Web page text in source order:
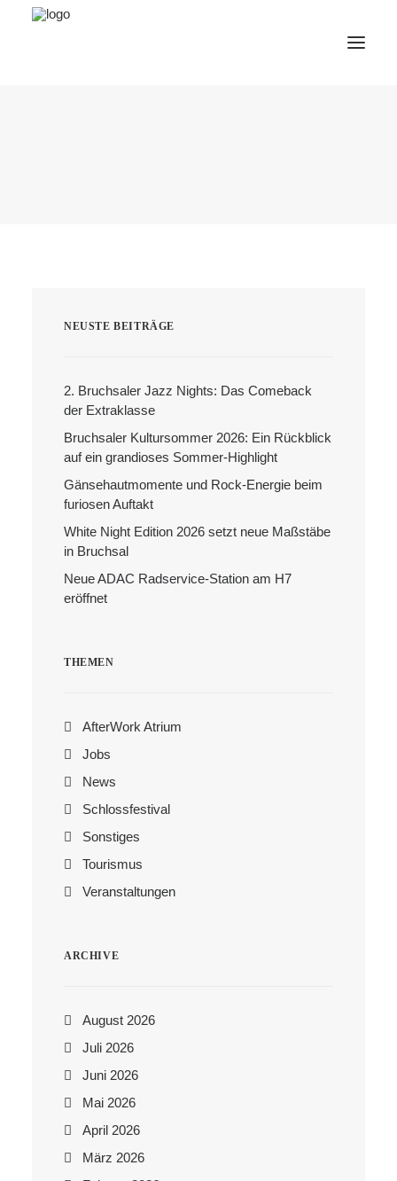
Search
NEUSTE BEITRÄGE
2. Bruchsaler Jazz Nights: Das Comeback
der Extraklasse
Bruchsaler Kultursommer 2026: Ein Rückblick
auf ein grandioses Sommer-Highlight
Gänsehautmomente und Rock-Energie beim
furiosen Auftakt
White Night Edition 2026 setzt neue Maßstäbe
in Bruchsal
Neue ADAC Radservice-Station am H7
eröffnet
THEMEN
AfterWork Atrium
Jobs
News
Schlossfestival
Sonstiges
Tourismus
Veranstaltungen
ARCHIVE
August 2026
Juli 2026
Juni 2026
Mai 2026
April 2026
März 2026